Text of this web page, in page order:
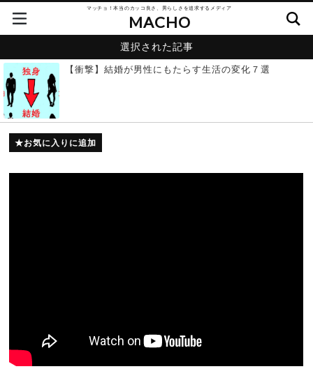
マッチョ！本当のカッコ良さ、男らしさを追求するメディア
MACHO
選択された記事
【衝撃】結婚が男性にもたらす生活の変化７選
お気に入りに追加